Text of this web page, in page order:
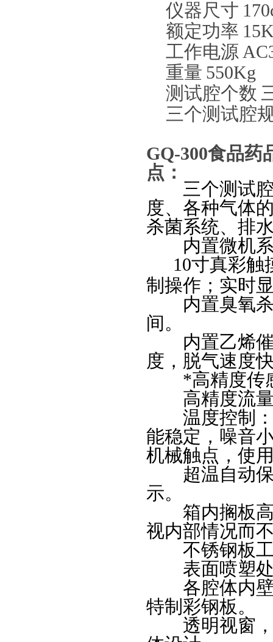
仪器尺寸
额定功率
工作电源
重量 550Kg
测试腔个数
三个测试腔
GQ-300食品药
点：
三个测试腔
度、各种气体
杀菌系统、排
内置微机系
10寸真彩触
制操作；实时
内置臭氧杀
间。
内置乙烯催
度，脱气速度
*高精度传感
高精度流量
温度控制：
能稳定，噪音
机械触点，使
超温自动保
示。
箱内搁板高
视内部情况而
不锈钢板工
表面喷塑处
各腔体内壁
特制彩钢板。
透明视窗，